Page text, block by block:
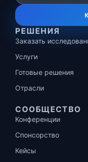
РЕШЕНИЯ
Заказать
Услуги
Готовые решения
Отрасли
СООБЩЕСТВО
Конференции
Спонсорство
Кейсы